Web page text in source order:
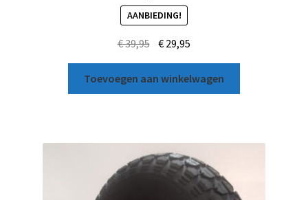
AANBIEDING!
€39,95 € 29,95
Toevoegen aan winkelwagen